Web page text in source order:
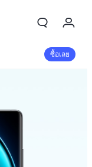
ซื้อเลย